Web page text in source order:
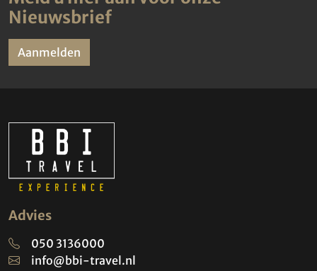
Nieuwsbrief
Aanmelden
Advies
050 3136000
info@bbi-travel.nl